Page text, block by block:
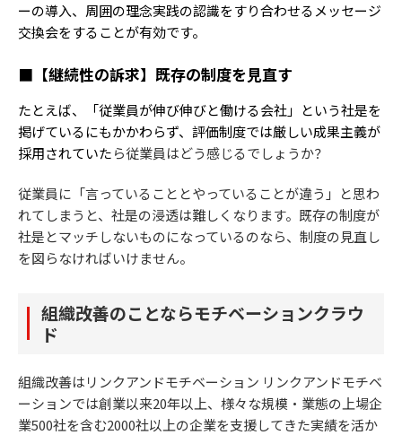
ーの導入、周囲の理念実践の認識をすり合わせるメッセージ
交換会をすることが有効です。
■【継続性の訴求】既存の制度を見直す
たとえば、「従業員が伸び伸びと働ける会社」という社是を
掲げているにもかかわらず、評価制度では厳しい成果主義が
採用されていたら従業員はどう感じるでしょうか？
従業員に「言っていることとやっていることが違う」と思わ
れてしまうと、社是の浸透は難しくなります。既存の制度が
社是とマッチしないものになっているのなら、制度の見直し
を図らなければいけません。
組織改善のことならモチベーションクラウ
ド
組織改善はリンクアンドモチベーション リンクアンドモチベ
ーションでは創業以来20年以上、様々な規模・業態の上場企
業500社を含む2000社以上の企業を支援してきた実績を活か